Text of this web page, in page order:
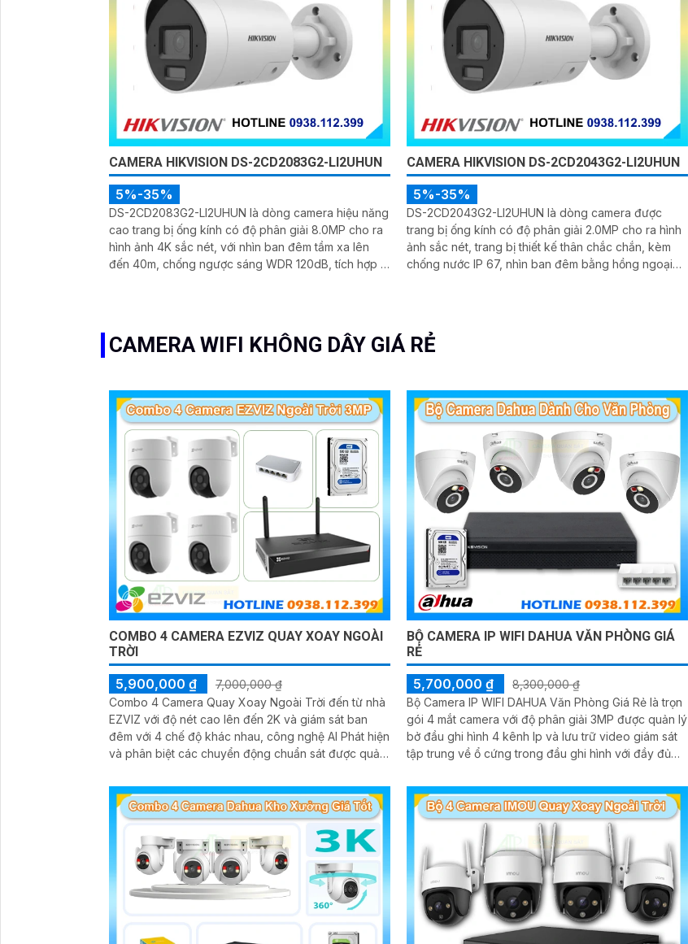
CAMERA HIKVISION DS-2CD2083G2-LI2UHUN
5%-35%
DS-2CD2083G2-LI2UHUN là dòng camera hiệu năng
cao trang bị ống kính có độ phân giải 8.0MP cho ra
hình ảnh 4K sắc nét, với nhìn ban đêm tầm xa lên
đến 40m, chống ngược sáng WDR 120dB, tích hợp Ai
CAMERA HIKVISION DS-2CD2043G2-LI2UHUN
5%-35%
DS-2CD2043G2-LI2UHUN là dòng camera được
trang bị ống kính có độ phân giải 2.0MP cho ra hình
ảnh sắc nét, trang bị thiết kế thân chắc chắn, kèm
chống nước IP 67, nhìn ban đêm bằng hồng ngoại
CAMERA WIFI KHÔNG DÂY GIÁ RẺ
COMBO 4 CAMERA EZVIZ QUAY XOAY NGOÀI
TRỜI
5,900,000 ₫
7,000,000 ₫
Combo 4 Camera Quay Xoay Ngoài Trời đến từ nhà
EZVIZ với độ nét cao lên đến 2K và giám sát ban
đêm với 4 chế độ khác nhau, công nghệ AI Phát hiện
và phân biệt các chuyển động chuẩn sát được quản
BỘ CAMERA IP WIFI DAHUA VĂN PHÒNG GIÁ
RẺ
5,700,000 ₫
8,300,000 ₫
Bộ Camera IP WIFI DAHUA Văn Phòng Giá Rẻ là trọn
gói 4 mắt camera với độ phân giải 3MP được quản lý
bở đầu ghi hình 4 kênh Ip và lưu trữ video giám sát
tập trung về ổ cứng trong đầu ghi hình với đầy đủ
thoại âm thanh 2 chiều và giám sát có màu vào ban
đêm